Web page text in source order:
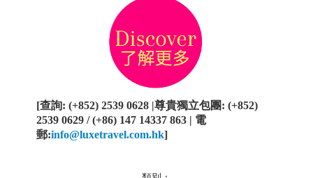
[查詢: (+852) 2539 0628 |尊貴獨立包團: (+852)
2539 0629 / (+86) 147 14337 863 | 電
郵:info@luxetravel.com.hk]